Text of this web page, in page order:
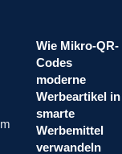
Wie Mikro-QR-
Codes
moderne
Werbeartikel in
smarte
Werbemittel
verwandeln